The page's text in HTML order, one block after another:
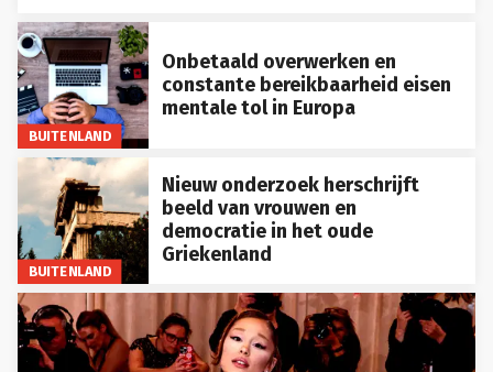
BUITENLAND
Onbetaald overwerken en
constante bereikbaarheid eisen
mentale tol in Europa
BUITENLAND
Nieuw onderzoek herschrijft
beeld van vrouwen en
democratie in het oude
Griekenland